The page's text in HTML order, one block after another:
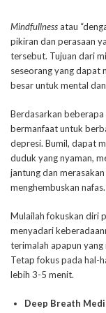
Mindfullnessatau
pikiran dan perasaan
tersebut. Tujuan dari
seseorang yang dapat
besar untuk mental
Berdasarkan
bermanfaat untuk
depresi. Bumil, dapat
duduk yang nyaman,
jantung dan
menghembuskan nafas.
Mulailah fokuskan diri
menyadari
terimalah apapun
Tetap fokus pada hal-
lebih 3-5 menit.
Deep Breath